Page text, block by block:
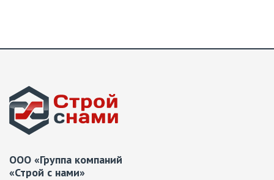
ООО «Группа компаний
«Строй с нами»